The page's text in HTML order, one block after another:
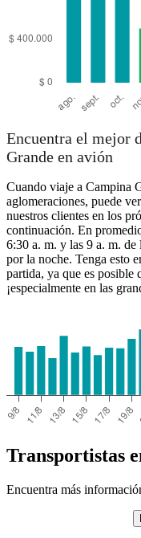
Encuentra el mejor
Grande en avión
Cuando viaje a Campina
aglomeraciones, puede
nuestros clientes en los
continuación. En
6:30 a. m. y las 9 a. m. de
por la noche. Tenga esto
partida, ya que es posible
¡especialmente en las
Transportistas
Encuentra más